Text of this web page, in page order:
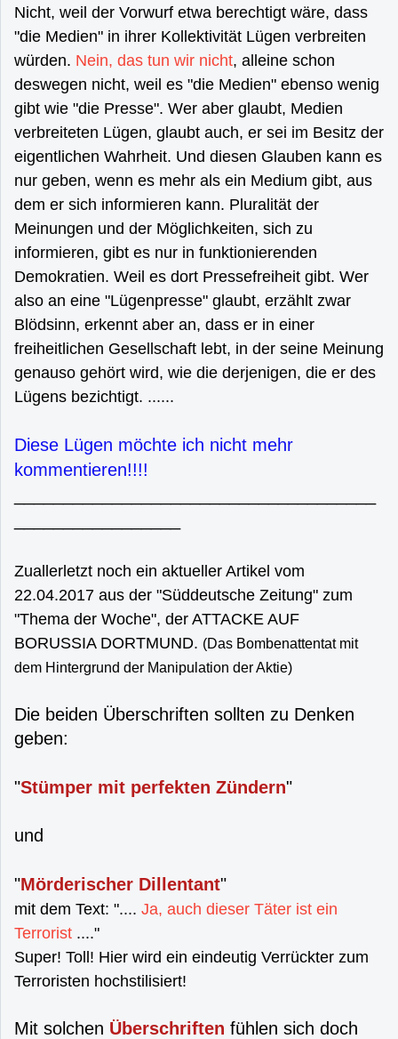
Nicht, weil der Vorwurf etwa berechtigt wäre, dass
"die Medien" in ihrer Kollektivität Lügen verbreiten
würden. Nein, das tun wir nicht, alleine schon
deswegen nicht, weil es "die Medien" ebenso wenig
gibt wie "die Presse". Wer aber glaubt, Medien
verbreiteten Lügen, glaubt auch, er sei im Besitz der
eigentlichen Wahrheit. Und diesen Glauben kann es
nur geben, wenn es mehr als ein Medium gibt, aus
dem er sich informieren kann. Pluralität der
Meinungen und der Möglichkeiten, sich zu
informieren, gibt es nur in funktionierenden
Demokratien. Weil es dort Pressefreiheit gibt. Wer
also an eine "Lügenpresse" glaubt, erzählt zwar
Blödsinn, erkennt aber an, dass er in einer
freiheitlichen Gesellschaft lebt, in der seine Meinung
genauso gehört wird, wie die derjenigen, die er des
Lügens bezichtigt. ......
Diese Lügen möchte ich nicht mehr
kommentieren!!!!
Zuallerletzt noch ein aktueller Artikel vom
22.04.2017 aus der "Süddeutsche Zeitung" zum
"Thema der Woche", der ATTACKE AUF
BORUSSIA DORTMUND. (Das Bombenattentat mit
dem Hintergrund der Manipulation der Aktie)
Die beiden Überschriften sollten zu Denken
geben:
"Stümper mit perfekten Zündern"
und
"Mörderischer Dillentant"
mit dem Text: ".... Ja, auch dieser Täter ist ein
Terrorist ...."
Super! Toll! Hier wird ein eindeutig Verrückter zum
Terroristen hochstilisiert!
Mit solchen Überschriften fühlen sich doch